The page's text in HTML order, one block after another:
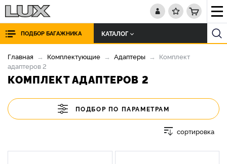
ПОДБОР БАГАЖНИКА КАТАЛОГ
Главная Комплектующие Адаптеры
Комплект
адаптеров 2
КОМПЛЕКТ АДАПТЕРОВ 2
ПОДБОР ПО ПАРАМЕТРАМ
сортировка